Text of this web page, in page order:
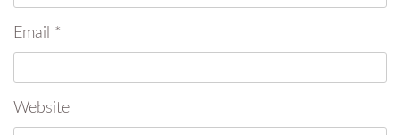
Email *
Website